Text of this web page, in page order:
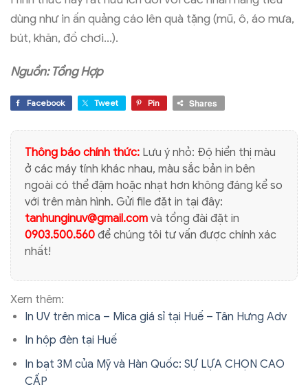
dùng như in ấn quảng cáo lên quà tặng (mũ, ô, áo mưa,
bút, khăn, đồ chơi…).
Nguồn: Tổng Hợp
Facebook Tweet Pin Shares
Thông báo chính thức: Lưu ý nhỏ: Độ hiển thị màu
ở các máy tính khác nhau, màu sắc bản in bên
ngoài có thể đậm hoặc nhạt hơn không đáng kể so
với trên màn hình. Gửi file đặt in tại đây:
tanhunginuv@gmail.com và tổng đài đặt in
0903.500.560 để chúng tôi tư vấn được chính xác
nhất!
Xem thêm:
In UV trên mica – Mica giá sỉ tại Huế – Tân Hưng Adv
In hộp đèn tại Huế
In bạt 3M của Mỹ và Hàn Quốc: SỰ LỰA CHỌN CAO
CẤP